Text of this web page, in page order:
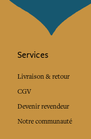
Services
Livraison & retour
CGV
Devenir revendeur
Notre communauté